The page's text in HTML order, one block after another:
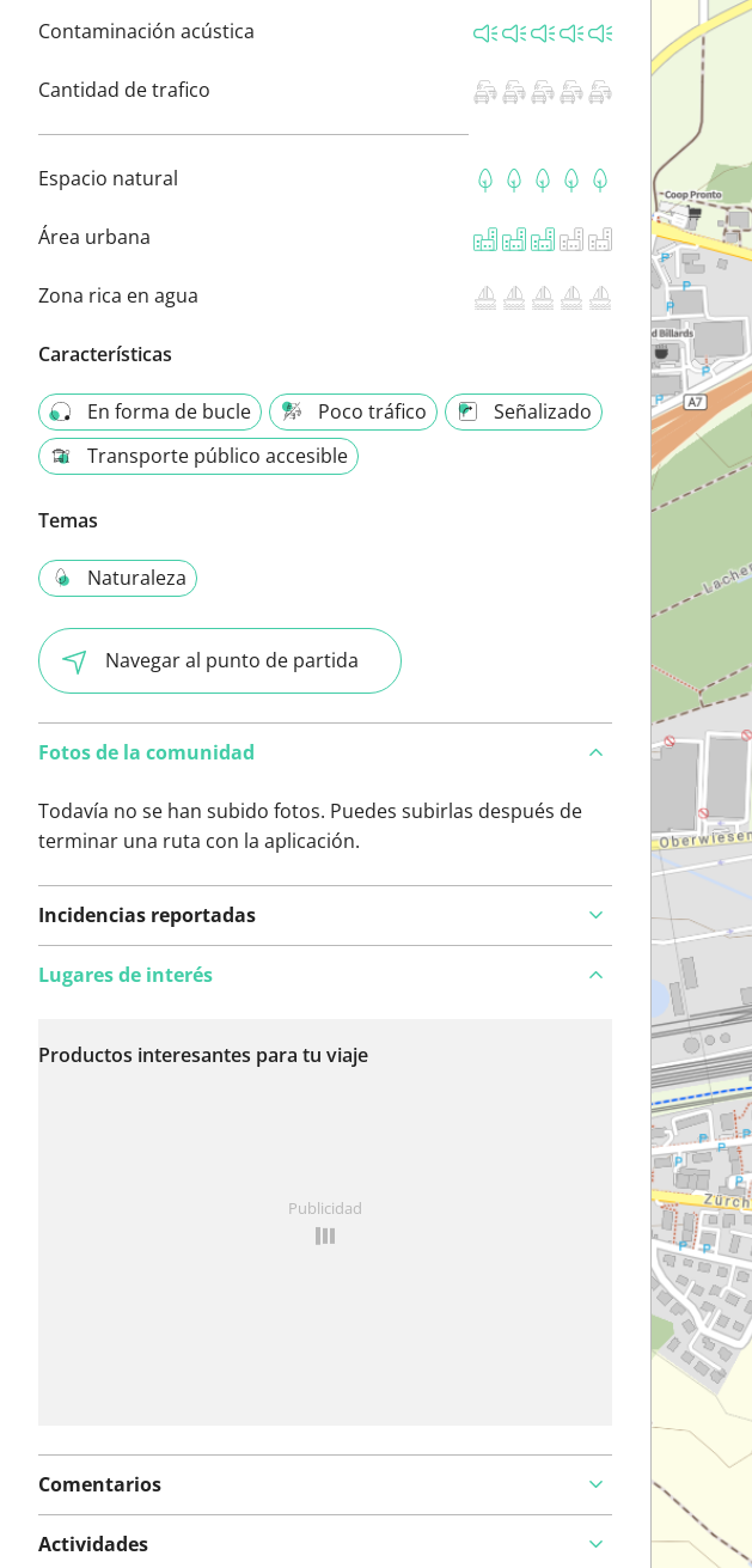
Contaminación acústica
Cantidad de trafico
Espacio natural
Área urbana
Zona rica en agua
Características
En forma de bucle Poco tráfico
Señalizado
Transporte público accesible
Temas
Naturaleza
Navegar al punto de partida
Fotos de la comunidad
Todavía no se han subido fotos. Puedes subirlas después de
terminar una ruta con la aplicación.
Incidencias reportadas
reportado incidencias
Lugares de interés
Productos interesantes para tu viaje
Publicidad
Comentarios
Actividades